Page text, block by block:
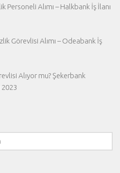
Personeli Alımı – Halkbank İş İlanı
Görevlisi Alımı – Odeabank İş
Alıyor mu? Şekerbank
2023